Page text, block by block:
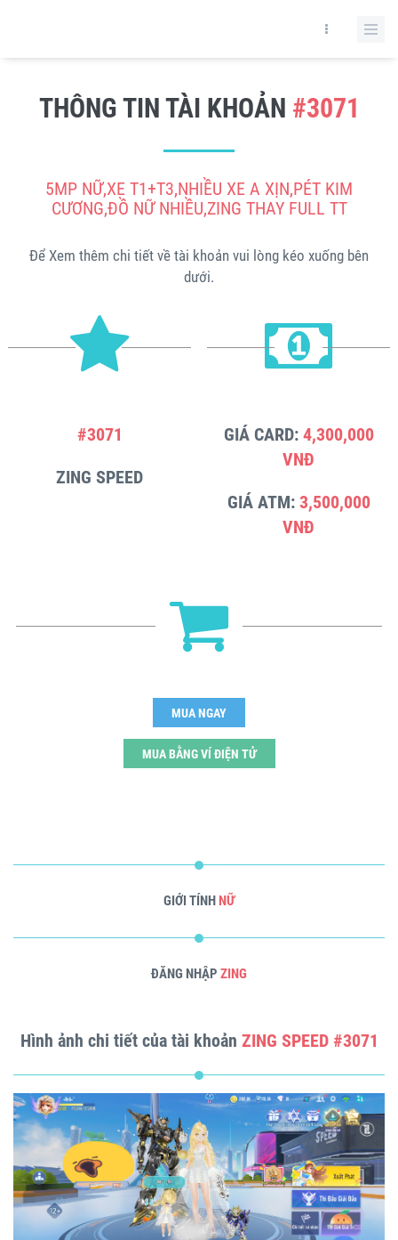
THÔNG TIN TÀI KHOẢN #3071
5MP NỮ,XE T1+T3,NHIỀU XE A XỊN,PÉT KIM
CƯƠNG,ĐỒ NỮ NHIỀU,ZING THAY FULL TT
Để Xem thêm chi tiết về tài khoản vui lòng kéo xuống bên
dưới.
#3071
ZING SPEED
GIÁ CARD: 4,300,000
VNĐ
GIÁ ATM: 3,500,000
VNĐ
MUA NGAY
MUA BẰNG VÍ ĐIỆN TỬ
GIỚI TÍNH NỮ
ĐĂNG NHẬP ZING
Hình ảnh chi tiết của tài khoản ZING SPEED #3071